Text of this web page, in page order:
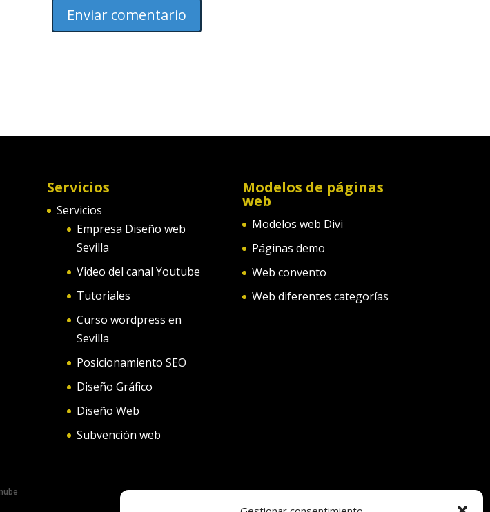
Servicios
Servicios
Empresa Diseño web
Sevilla
Video del canal Youtube
Tutoriales
Curso wordpress en
Sevilla
Posicionamiento SEO
Diseño Gráfico
Diseño Web
Subvención web
Modelos de páginas
web
Modelos web Divi
Páginas demo
Web convento
Web diferentes categorías